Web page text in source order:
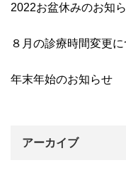
2022お盆休みのお知
８月の診療時間変更に
年末年始のお知らせ
アーカイブ